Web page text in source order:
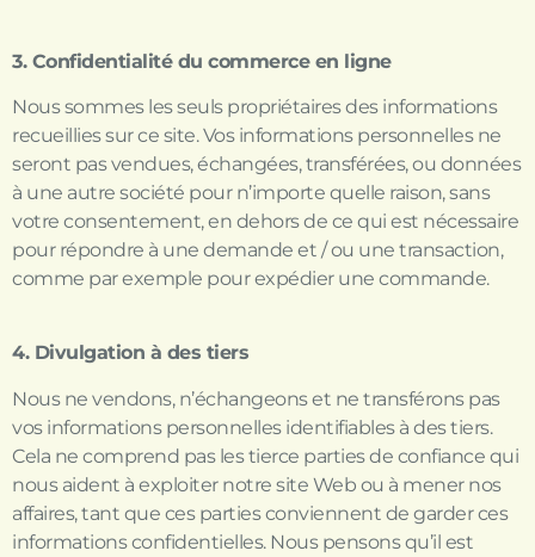
3. Confidentialité du commerce en ligne
Nous sommes les seuls propriétaires des informations
recueillies sur ce site. Vos informations personnelles ne
seront pas vendues, échangées, transférées, ou données
à une autre société pour n’importe quelle raison, sans
votre consentement, en dehors de ce qui est nécessaire
pour répondre à une demande et / ou une transaction,
comme par exemple pour expédier une commande.
4. Divulgation à des tiers
Nous ne vendons, n’échangeons et ne transférons pas
vos informations personnelles identifiables à des tiers.
Cela ne comprend pas les tierce parties de confiance qui
nous aident à exploiter notre site Web ou à mener nos
affaires, tant que ces parties conviennent de garder ces
informations confidentielles. Nous pensons qu’il est